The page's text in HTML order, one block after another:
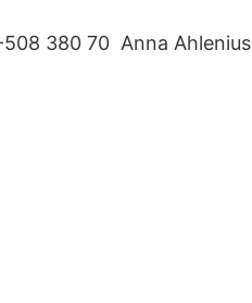
380 70 Anna Ahlenius